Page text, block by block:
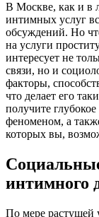
В Москве, как и в
интимных услуг
обсуждений. Но
на услуги
интересует не
связи, но и
факторы,
что делает его
получите
феноменом, а
которых вы,
интимного
По мере растущей